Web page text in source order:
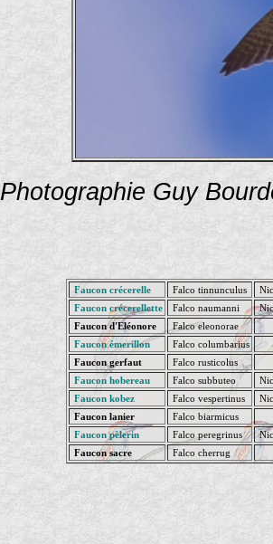
Photographie Guy
Faucon crécerelle Falco tinnunculus
Faucon crécerellette
Falco naumanni
Faucon d'Eléonore
Falco eleonorae
Faucon émerillon
Falco columbarius
Faucon gerfaut
Falco rusticolus
Faucon hobereau
Falco subbuteo
Faucon kobez
Falco vespertinus
Faucon lanier
Falco biarmicus
Faucon pèlerin
Falco peregrinus
Faucon sacre
Falco cherrug